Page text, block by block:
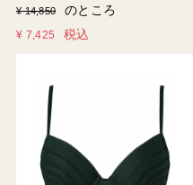
¥ 14,850 のところ
¥ 7,425 税込